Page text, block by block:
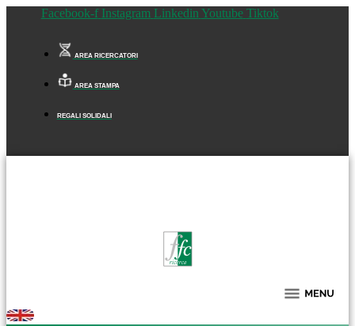
Facebook-f Instagram Linkedin Youtube Tiktok
AREA RICERCATORI
AREA STAMPA
REGALI SOLIDALI